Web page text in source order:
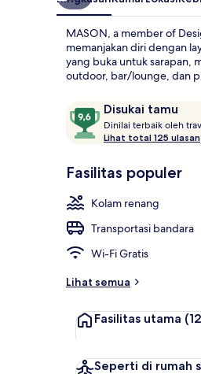
MASON, a member of
memanjakan diri dengan
yang buka untuk sarapan,
outdoor, bar/lounge, dan
Ulasan Disukai tamu
9,6
dari
10,
tamu
Dinilai terbaik oleh
Lihat total 125 ulasan
Fasilitas populer
Kolam renang
Transportasi bandara
Wi-Fi Gratis
Lihat semua
Fasilitas utama
Seperti di rumah